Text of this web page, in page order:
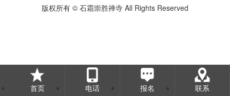
版权所有 © 石霜崇胜禅寺 All Rights Reserved
首页 电话 报名 联系